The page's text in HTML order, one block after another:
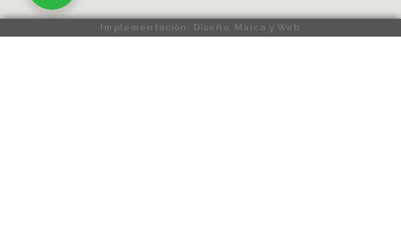
Implementación: Diseño, Marca y Web